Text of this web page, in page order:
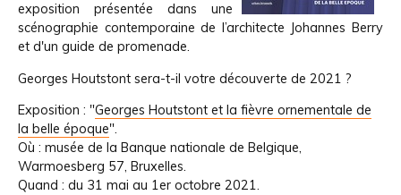
exposition présentée dans une
scénographie contemporaine de l’architecte Johannes Berry
et d'un guide de promenade.
Georges Houtstont sera-t-il votre découverte de 2021 ?
Exposition : "Georges Houtstont et la fièvre ornementale de
la belle époque".
Où : musée de la Banque nationale de Belgique,
Warmoesberg 57, Bruxelles.
Quand : du 31 mai au 1er octobre 2021.